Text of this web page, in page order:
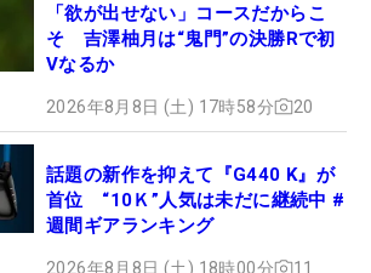
「欲が出せない」コースだからこ
そ 吉澤柚月は“鬼門”の決勝Rで初
Vなるか
2026年8月8日 (土) 17時58分 20
話題の新作を抑えて『G440 K』が
首位 “10Ｋ”人気は未だに継続中 #
週間ギアランキング
2026年8月8日 (土) 18時00分 11